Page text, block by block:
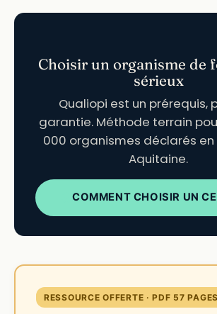
Choisir un organisme de
sérieux
Qualiopi est un prérequis,
garantie. Méthode terrain
000 organismes déclarés en
Aquitaine.
COMMENT CHOISIR UN
RESSOURCE OFFERTE · PDF 57 PAGES